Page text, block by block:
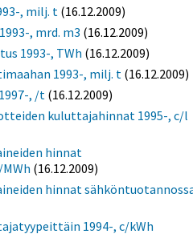
, milj. t (16.12.2009)
, mrd. m3 (16.12.2009)
1993-, TWh (16.12.2009)
1993-, milj. t (16.12.2009)
, /t (16.12.2009)
kuluttajahinnat 1995-, c/l
hinnat
(16.12.2009)
hinnat
1994-, c/kWh